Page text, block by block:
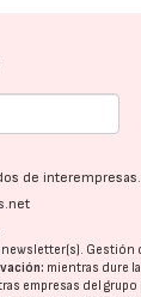
de
Gestión
mientras dure
empresas del grupo